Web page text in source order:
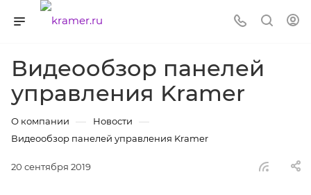
Видеообзор панелей
управления Kramer
О компании — Новости —
Видеообзор панелей управления Kramer
20 сентября 2019